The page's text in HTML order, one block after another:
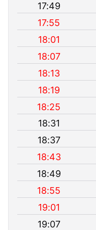
17:49
17:55
18:01
18:07
18:13
18:19
18:25
18:31
18:37
18:43
18:49
18:55
19:01
19:07